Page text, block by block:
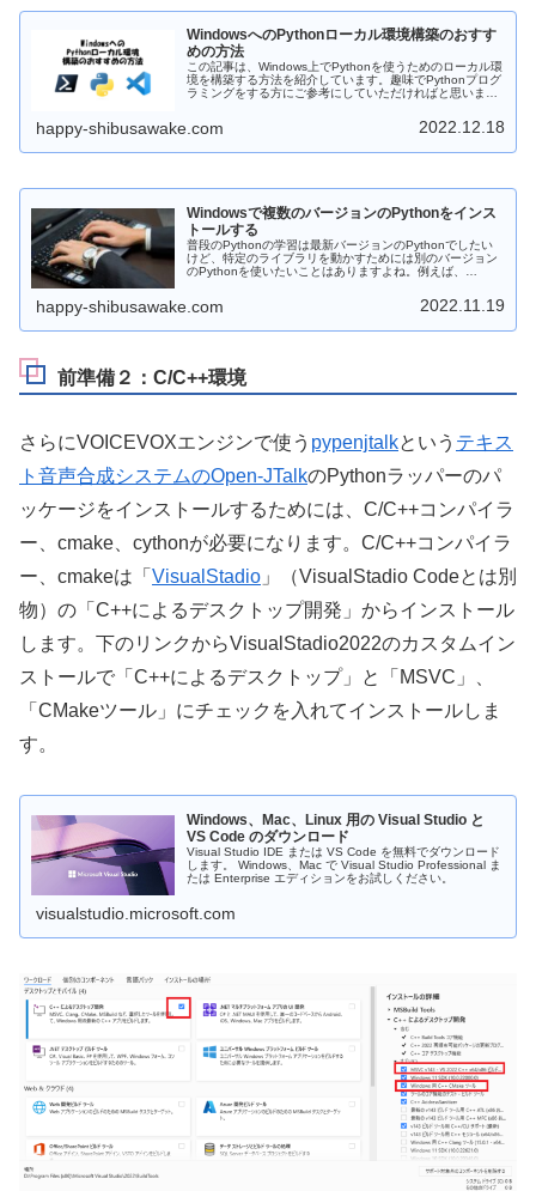
WindowsへのPythonローカル環境構築のおすす
めの方法
この記事は、Windows上でPythonを使うためのローカル環
境を構築する方法を紹介しています。趣味でPythonプログ
ラミングをする方にご参考にしていただければと思いま
ル、Visual Studio Codeのインストールを行います。
happy-shibusawake.com 2022.12.18
Windowsで複数のバージョンのPythonをインス
トールする
普段のPythonの学習は最新バージョンのPythonでしたい
けど、特定のライブラリを動かすためには別のバージョン
のPythonを使いたいことはありますよね。例えば、
バージョンが決まっているため、最新バージョンが入って
いればよいというわけではありません。ここでは、複数バ
happy-shibusawake.com 2022.11.19
前準備２：C/C++環境
さらにVOICEVOXエンジンで使う pypenjtalkという テキス
ト音声合成システムのOpen-JTalkのPythonラッパーのパ
ッケージをインストールするためには、C/C++コンパイラ
ー、cmake、cythonが必要になります。C/C++コンパイラ
ー、cmakeは「 VisualStadio 」（VisualStadio Codeとは別
物）の「C++によるデスクトップ開発」からインストール
します。下のリンクからVisualStadio2022のカスタムイン
ストールで「C++によるデスクトップ」と「MSVC」、
「CMakeツール」にチェックを入れてインストールしま
す。
Windows、Mac、Linux 用の Visual Studio と
VS Code のダウンロード
Visual Studio IDE または VS Code を無料でダウンロード
します。 Windows、Mac で Visual Studio Professional ま
たは Enterprise エディションをお試しください。
visualstudio.microsoft.com